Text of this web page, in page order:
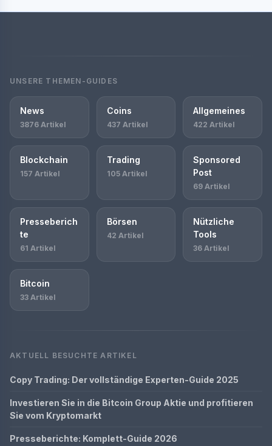
UNSERE THEMEN-GUIDES
News
3876 Artikel
Coins
437 Artikel
Allgemeines
422 Artikel
Blockchain
157 Artikel
Trading
105 Artikel
Sponsored
Post
69 Artikel
Presseberich
te
61 Artikel
Börsen
42 Artikel
Nützliche
Tools
36 Artikel
Bitcoin
33 Artikel
AKTUELL BESUCHTE ARTIKEL
Copy Trading: Der vollständige Experten-Guide 2025
Investieren Sie in die Bitcoin Group Aktie und profitieren
Sie vom Kryptomarkt
Presseberichte: Komplett-Guide 2026